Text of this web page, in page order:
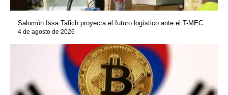
Salomón Issa Tafich proyecta el futuro logístico ante el T-MEC
4 de agosto de 2026